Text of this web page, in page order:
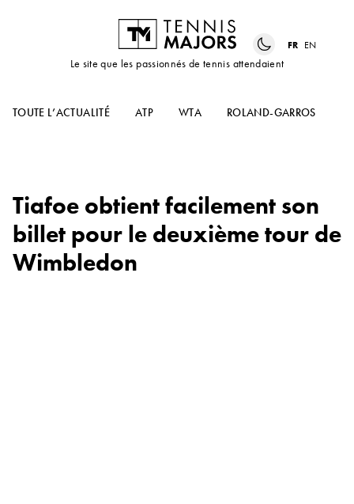
Le site que les passionnés de tennis attendaient
FR EN
TOUTE L’ACTUALITÉ ATP WTA ROLAND-GARROS
Tiafoe obtient facilement son
billet pour le deuxième tour de
Wimbledon